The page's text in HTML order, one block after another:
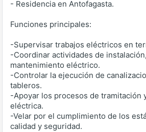
- Residencia en Antofagasta.
Funciones principales:
-Supervisar trabajos eléctricos en
-Coordinar actividades de
mantenimiento eléctrico.
-Controlar la ejecución de
tableros.
-Apoyar los procesos de tramitación
eléctrica.
-Velar por el cumplimiento de los
calidad y seguridad.